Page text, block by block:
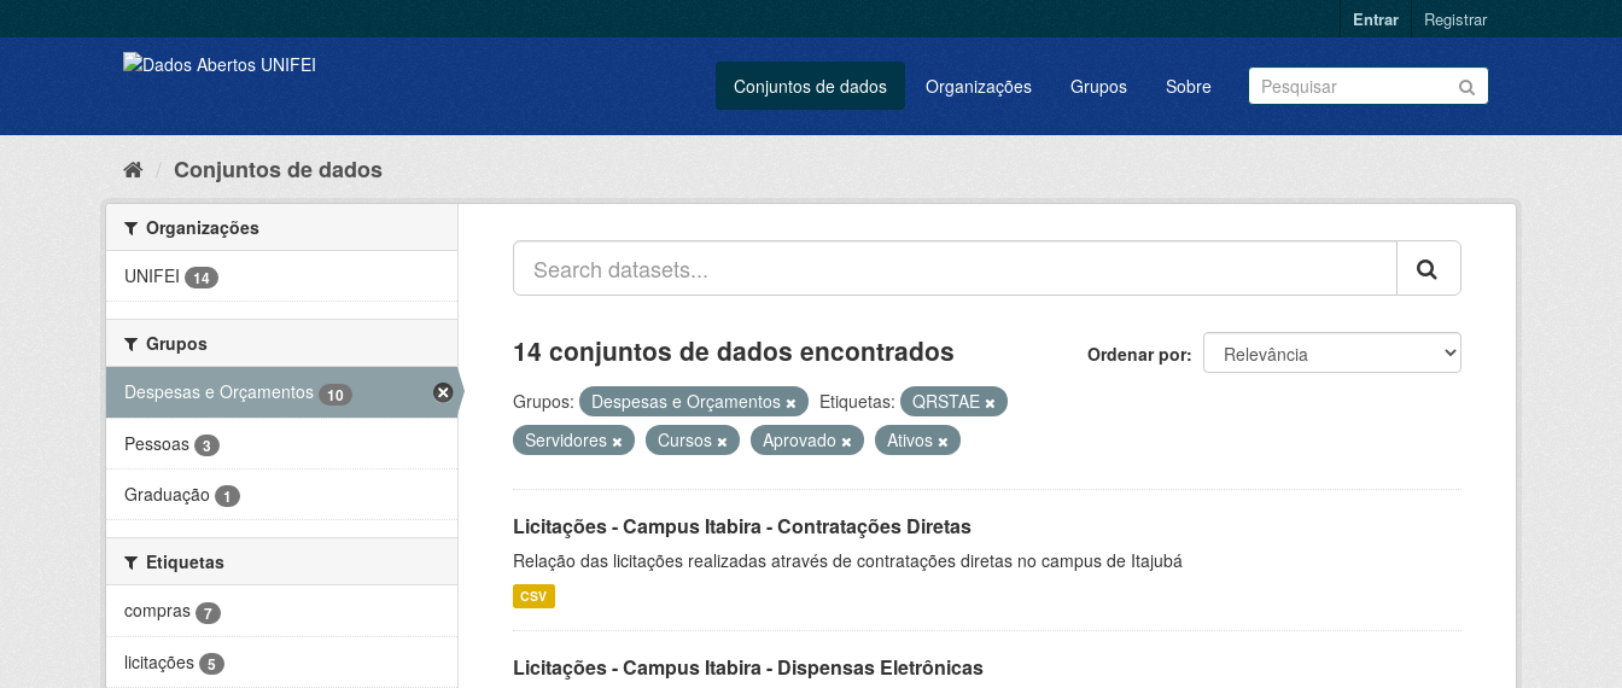
Entrar Registrar
Conjuntos de dados Organizações Grupos Sobre
Conjuntos de dados
Organizações
UNIFEI
14
Grupos
Despesas e Orçamentos
10
Pessoas 3
Graduação 1
Etiquetas
compras
7
licitações 5
Ordenar por
14 conjuntos de dados encontrados
Grupos: Despesas e Orçamentos Etiquetas:
QRSTAE
Servidores
Cursos Aprovado Ativos
Licitações - Campus Itabira - Contratações Diretas
Relação das licitações realizadas através de contratações diretas no campus de Itajubá
CSV
Licitações - Campus Itabira - Dispensas Eletrônicas